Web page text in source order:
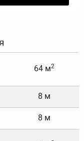
64 м2
8 м
8 м